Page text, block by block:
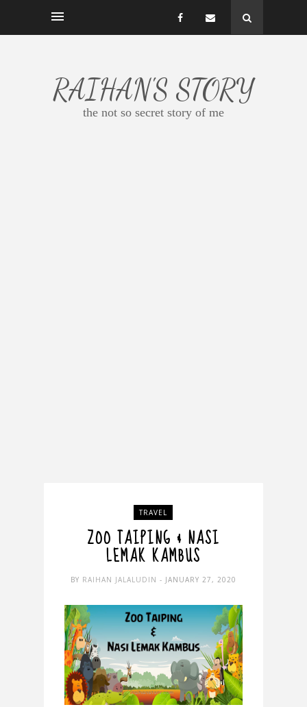
RAIHAN'S STORY
the not so secret story of me
TRAVEL
ZOO TAIPING & NASI
LEMAK KAMBUS
BY RAIHAN JALALUDIN - JANUARY 27, 2020